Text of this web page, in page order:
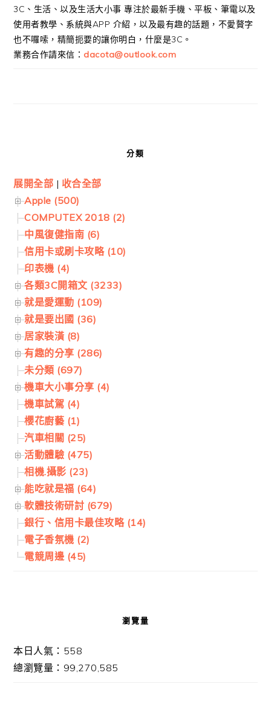
3C、生活、以及生活大小事 專注於最新手機、平板、筆電以及
使用者教學、系統與APP 介紹，以及最有趣的話題，不愛贅字
也不囉嗦，精簡扼要的讓你明白，什麼是3C。
業務合作請來信： dacota@outlook.com
分類
展開全部 | 收合全部
Apple (500)
COMPUTEX 2018 (2)
中風復健指南 (6)
信用卡或刷卡攻略 (10)
印表機 (4)
各類3C開箱文 (3233)
就是愛運動 (109)
就是要出國 (36)
居家裝潢 (8)
有趣的分享 (286)
未分類 (697)
機車大小事分享 (4)
機車試駕 (4)
櫻花廚藝 (1)
汽車相關 (25)
活動體驗 (475)
相機.攝影 (23)
能吃就是福 (64)
軟體技術研討 (679)
銀行、信用卡最佳攻略 (14)
電子香氛機 (2)
電競周邊 (45)
瀏覽量
本日人氣：558
總瀏覽量：99,270,585